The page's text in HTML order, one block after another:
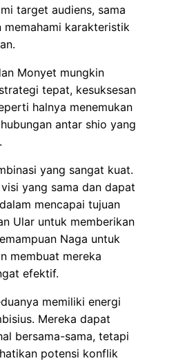
target audiens, sama
memahami karakteristik
Monyet mungkin
tepat, kesuksesan
halnya menemukan
antar shio yang
yang sangat kuat.
yang sama dan dapat
mencapai tujuan
Ular untuk memberikan
Naga untuk
membuat mereka
efektif.
memiliki energi
Mereka dapat
bersama-sama, tetapi
potensi konflik